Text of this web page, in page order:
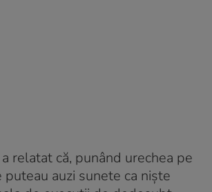
relatat că, punând urechea pe
puteau auzi sunete ca niște